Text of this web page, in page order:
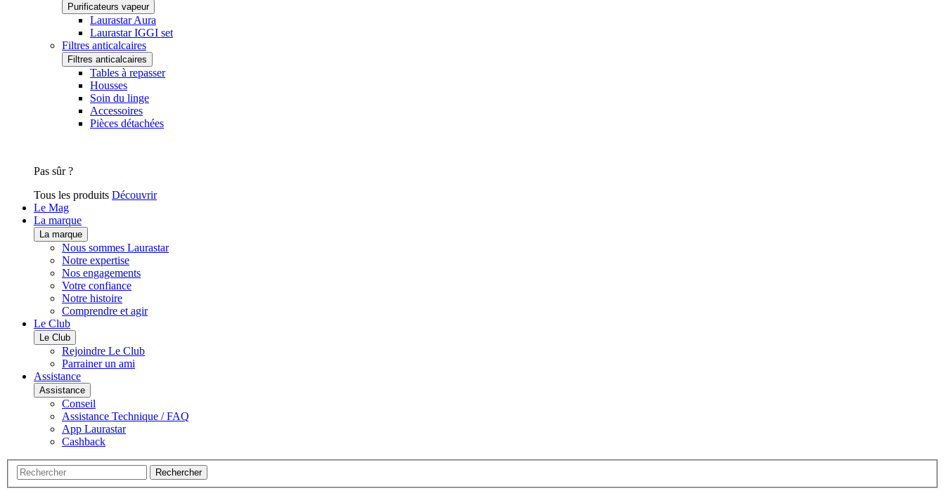
Purificateurs vapeur
Laurastar Aura
Laurastar IGGI set
Filtres anticalcaires
Filtres anticalcaires
Tables à repasser
Housses
Soin du linge
Accessoires
Pièces détachées
Pas sûr ?
Tous les produits Découvrir
Le Mag
La marque
La marque
Nous sommes Laurastar
Notre expertise
Nos engagements
Votre confiance
Notre histoire
Comprendre et agir
Le Club
Le Club
Rejoindre Le Club
Parrainer un ami
Assistance
Assistance
Conseil
Assistance Technique / FAQ
App Laurastar
Cashback
Rechercher